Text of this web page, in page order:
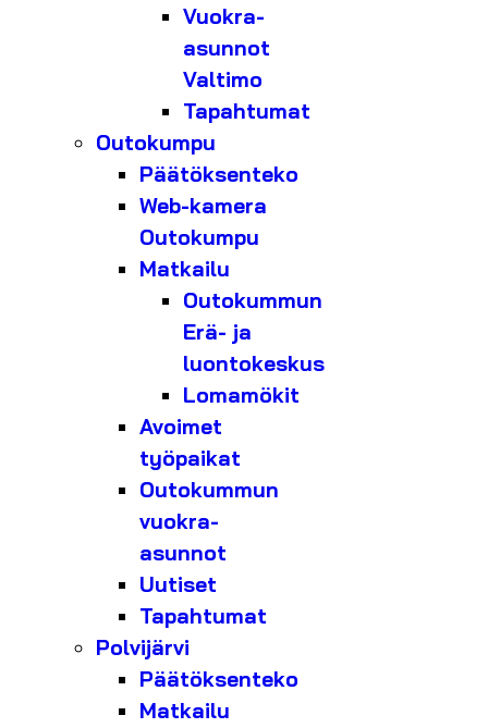
Vuokra-
asunnot
Valtimo
Tapahtumat
Outokumpu
Päätöksenteko
Web-kamera
Outokumpu
Matkailu
Outokummun
Erä- ja
luontokeskus
Lomamökit
Avoimet
työpaikat
Outokummun
vuokra-
asunnot
Uutiset
Tapahtumat
Polvijärvi
Päätöksenteko
Matkailu